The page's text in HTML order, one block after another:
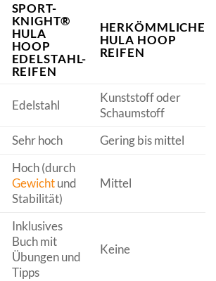
SPORT-
KNIGHT®
HULA
HOOP
EDELSTAHL-
REIFEN
HERKÖMMLICHE
HULA HOOP
REIFEN
Edelstahl
Kunststoff oder
Schaumstoff
Sehr hoch Gering bis mittel
Hoch (durch
Gewichtund
Stabilität)
Mittel
Inklusives
Buch mit
Übungen und
Tipps
Keine